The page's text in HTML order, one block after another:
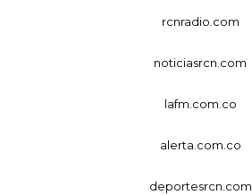
rcnradio.com
noticiasrcn.com
lafm.com.co
alerta.com.co
deportesrcn.com